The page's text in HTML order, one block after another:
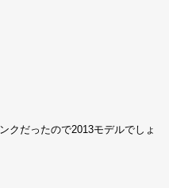
クだったので2013モデルでしょ